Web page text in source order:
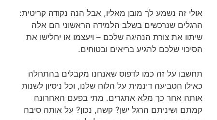
אולי זה נשמע לך מובן מאליו, אבל הנה נקודה קריטית:
הרגלים שנרכשים בשלב הלמידה הראשוני הם אלה
שיתוו את צורת הנהיגה שלכם – ויעצמו או יחלישו את
הסיכוי שלכם להגיע בריאים ובטוחים.
תחשבו על זה כמו לדפוס שאנחנו מקבלים בהתחלה
כאילו הטביעה דינמית על הלוח שלנו, וכל ניסיון לשנות
אותה אחר כך מלא אתגרים. מתי בפעם האחרונה
קמתם ושיניתם הרגל ישן? קשה, נכון? על אותה סיבה